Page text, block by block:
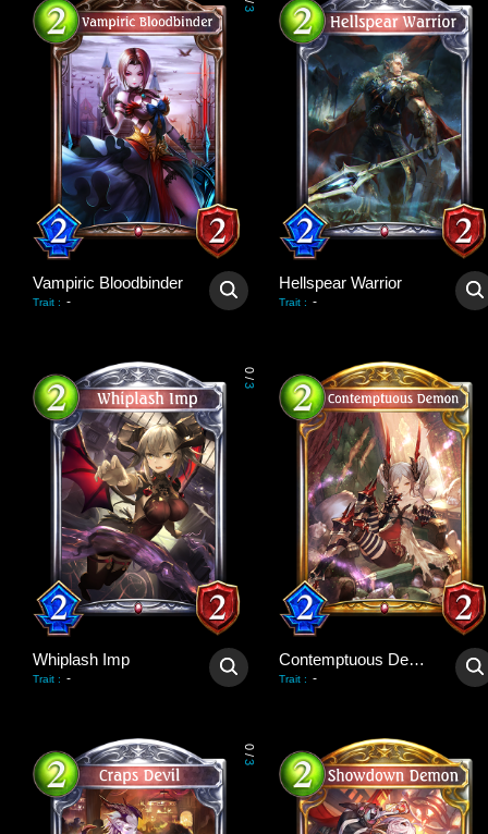
3
Vampiric Bloodbinder
Trait : -
Hellspear Warrior
Trait : -
0
/
3
Whiplash Imp
Trait : -
Contemptuous Demon
Trait : -
0
/
3